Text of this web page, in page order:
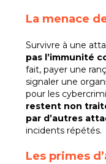
La menace
Survivre à une
pas l’immunité
fait, payer une
signaler une
pour les
restent non
par d’autres
incidents répétés.
Les primes